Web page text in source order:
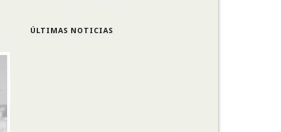
ÚLTIMAS NOTICIAS